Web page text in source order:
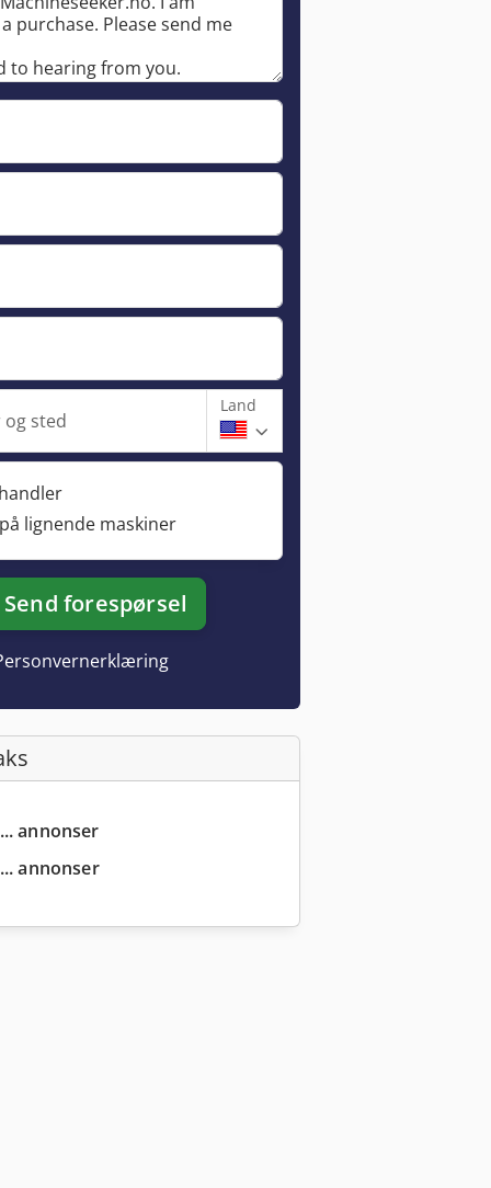
sted
Land
lignende maskiner
Send forespørsel
annonser
annonser